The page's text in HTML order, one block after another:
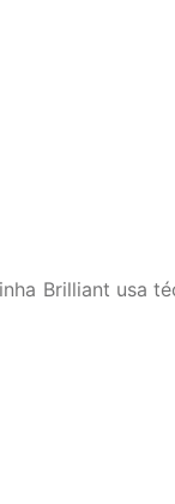
Brilliant usa